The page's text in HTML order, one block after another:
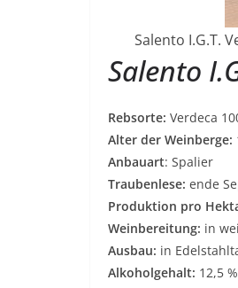
Salento I.G.T.
Salento
Rebsorte: Verdeca
Alter der Weinberge:
Anbauart: Spalier
Traubenlese: ende
Produktion pro
Weinbereitung: in
Ausbau: in
Alkoholgehalt: 12,5